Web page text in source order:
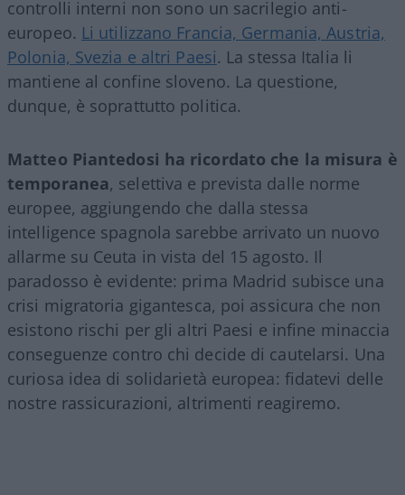
controlli interni non sono un sacrilegio anti-
europeo. Li utilizzano Francia, Germania, Austria,
Polonia, Svezia e altri Paesi. La stessa Italia li
mantiene al confine sloveno. La questione,
dunque, è soprattutto politica.
Matteo Piantedosi ha ricordato che la misura è
temporanea, selettiva e prevista dalle norme
europee, aggiungendo che dalla stessa
intelligence spagnola sarebbe arrivato un nuovo
allarme su Ceuta in vista del 15 agosto. Il
paradosso è evidente: prima Madrid subisce una
crisi migratoria gigantesca, poi assicura che non
esistono rischi per gli altri Paesi e infine minaccia
conseguenze contro chi decide di cautelarsi. Una
curiosa idea di solidarietà europea: fidatevi delle
nostre rassicurazioni, altrimenti reagiremo.